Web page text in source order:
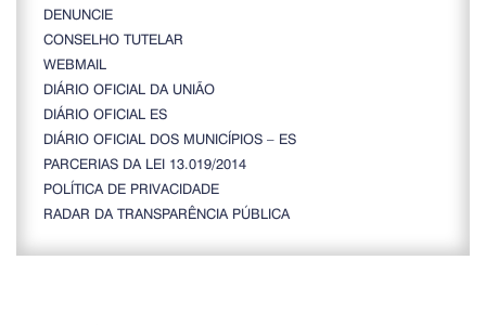
DENUNCIE
CONSELHO TUTELAR
WEBMAIL
DIÁRIO OFICIAL DA UNIÃO
DIÁRIO OFICIAL ES
DIÁRIO OFICIAL DOS MUNICÍPIOS – ES
PARCERIAS DA LEI 13.019/2014
POLÍTICA DE PRIVACIDADE
RADAR DA TRANSPARÊNCIA PÚBLICA